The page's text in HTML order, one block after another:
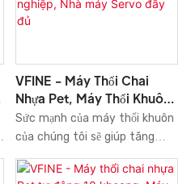
kỹ sư chuyên nghiệp và giàu
chỉnh để giúp thiết kế nó.
VFINE - Máy Thổi Chai
Nhựa Pet, Máy Thổi Khuôn,
Máy Đúc Khuôn, Máy Sản
Xuất Nông Nghiệp, Nhà
Sức mạnh của máy thổi khuôn
của chúng tôi sẽ giúp tăng
doanh số và nâng cao uy tín
của chúng tôi trên thị trường.